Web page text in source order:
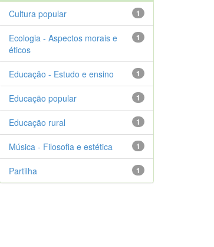
1
Cultura popular
1
Ecologia - Aspectos morais e
éticos
1
Educação - Estudo e ensino
1
Educação popular
1
Educação rural
1
Música - Filosofia e estética
1
Partilha